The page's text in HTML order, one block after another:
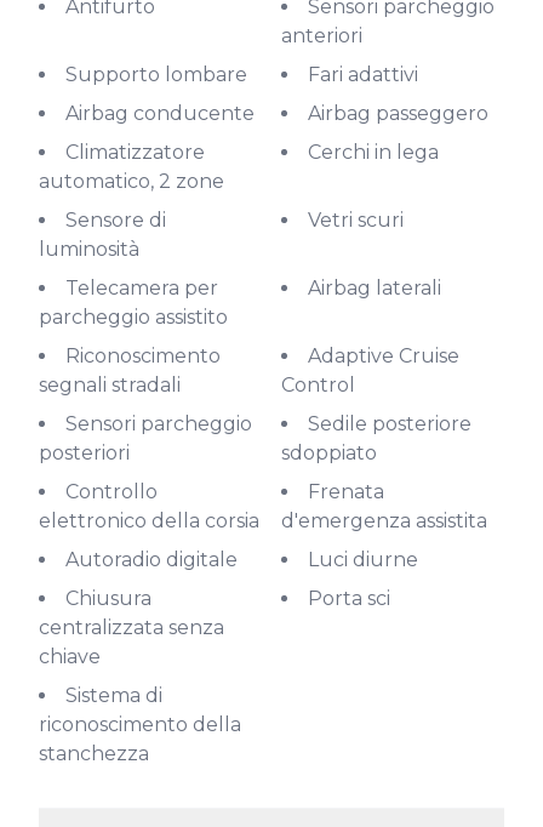
Antifurto
Sensori parcheggio
anteriori
Supporto lombare
Fari adattivi
Airbag conducente
Airbag passeggero
Climatizzatore
automatico, 2 zone
Cerchi in lega
Sensore di
luminosità
Vetri scuri
Telecamera per
parcheggio assistito
Airbag laterali
Riconoscimento
segnali stradali
Adaptive Cruise
Control
Sensori parcheggio
posteriori
Sedile posteriore
sdoppiato
Controllo
elettronico della corsia
Frenata
d'emergenza assistita
Autoradio digitale
Luci diurne
Chiusura
centralizzata senza
chiave
Porta sci
Sistema di
riconoscimento della
stanchezza